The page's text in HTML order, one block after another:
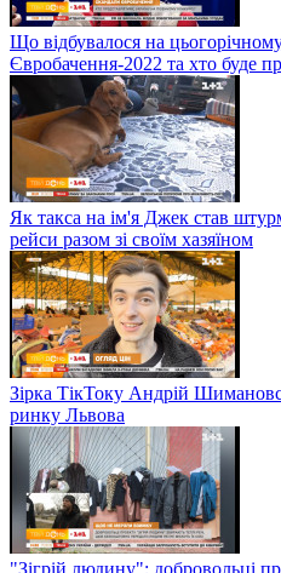
Що відбувалося на
Євробачення-2022 та хто буде
Як такса на ім'я Джек став
рейси разом зі своїм хазяїном
Зірка ТікТоку Андрій
ринку Львова
"Зігрій людину": добровольці